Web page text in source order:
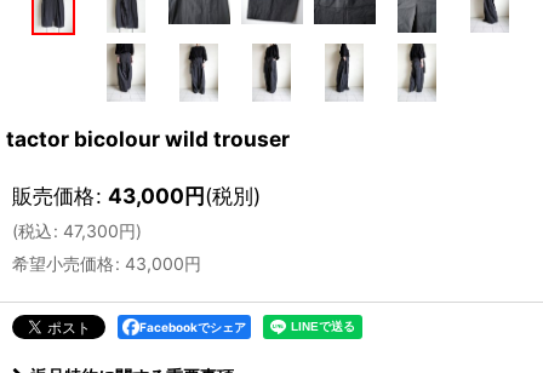
tactor bicolour wild trouser
販売価格: 43,000円(税別)
(税込: 47,300円)
希望小売価格: 43,000円
Facebookでシェア